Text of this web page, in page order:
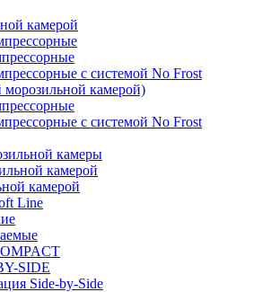
камерой
с системой No Frost
камерой)
с системой No Frost
камеры
камерой
камерой
Line
SIDE
Side-by-Side